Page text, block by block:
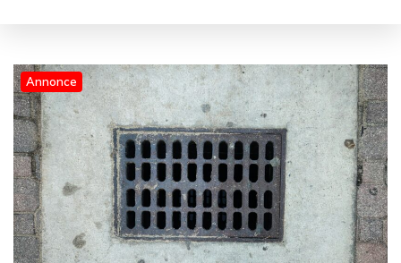
Annonce